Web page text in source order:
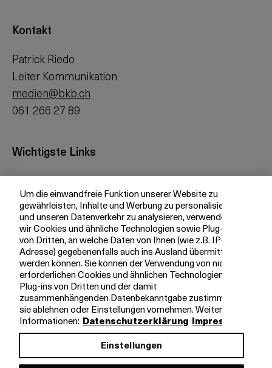
Kontakt
Patrick Riedo
Leiter Kommunikation
medien@bkb.ch
061 266 27 89
Wichtigste Links
Investor Relations
Medien
bkb.ch
Ihre BKB
Magazin
Jobs
Engagement
Nachhaltigkeit
Apps
Um die einwandfreie Funktion unserer Website zu
gewährleisten, Inhalte und Werbung zu personalisieren
und unseren Datenverkehr zu analysieren, verwenden
wir Cookies und ähnliche Technologien sowie Plug-ins
von Dritten, an welche Daten von Ihnen (wie z.B. IP-
Adresse) gegebenenfalls auch ins Ausland übermittelt
werden können. Sie können der Verwendung von nicht
erforderlichen Cookies und ähnlichen Technologien,
Plug-ins von Dritten und der damit
zusammenhängenden Datenbekanntgabe zustimmen,
sie ablehnen oder Einstellungen vornehmen. Weitere
Informationen: Datenschutzerklärung Impressum
Einstellungen